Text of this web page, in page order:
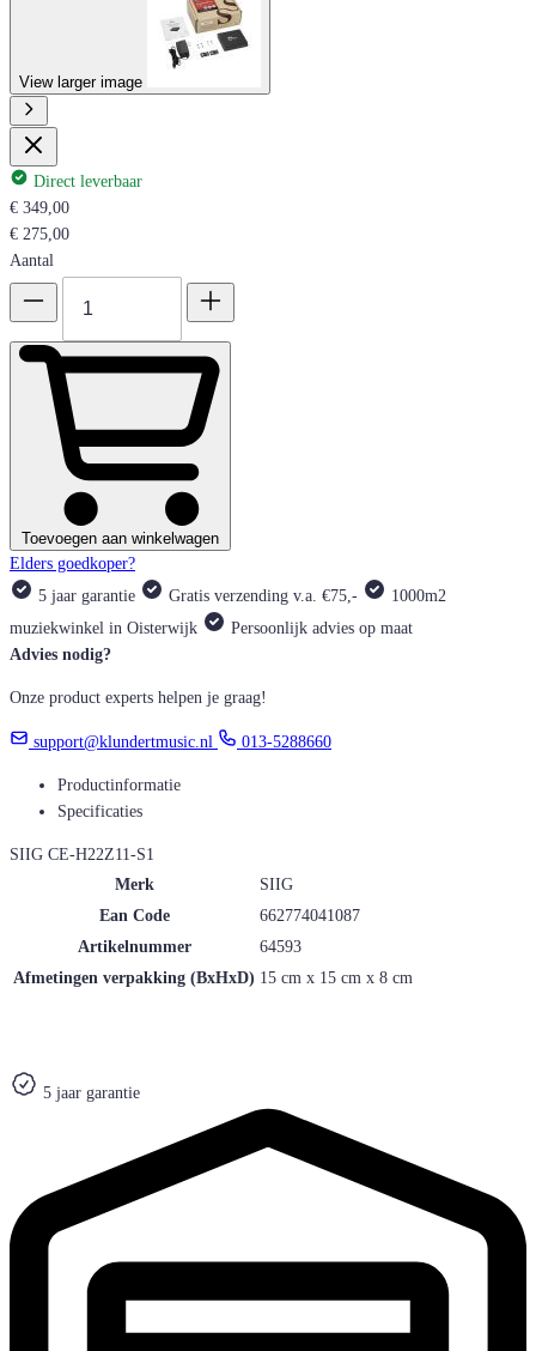
View larger image
Direct leverbaar
€ 349,00
€ 275,00
Aantal
Toevoegen aan winkelwagen
Elders goedkoper?
5 jaar garantie
Gratis verzending v.a. €75,-
1000m2
muziekwinkel in Oisterwijk
Persoonlijk advies op maat
Advies nodig?
Onze product experts helpen je graag!
support@klundertmusic.nl 013-5288660
Productinformatie
Specificaties
SIIG CE-H22Z11-S1
Merk
SIIG
Ean Code
662774041087
Artikelnummer
64593
Afmetingen verpakking (BxHxD) 15 cm x 15 cm x 8 cm
5 jaar garantie